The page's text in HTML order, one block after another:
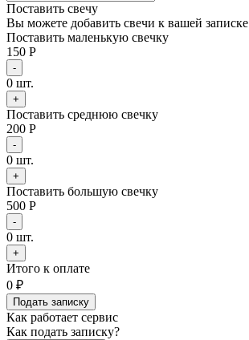
Поставить свечу
Вы можете добавить свечи к вашей записке
Поставить маленькую свечку
150 Р
-
0 шт.
+
Поставить среднюю свечку
200 Р
-
0 шт.
+
Поставить большую свечку
500 Р
-
0 шт.
+
Итого к оплате
0 ₽
Подать записку
Как работает сервис
Как подать записку?